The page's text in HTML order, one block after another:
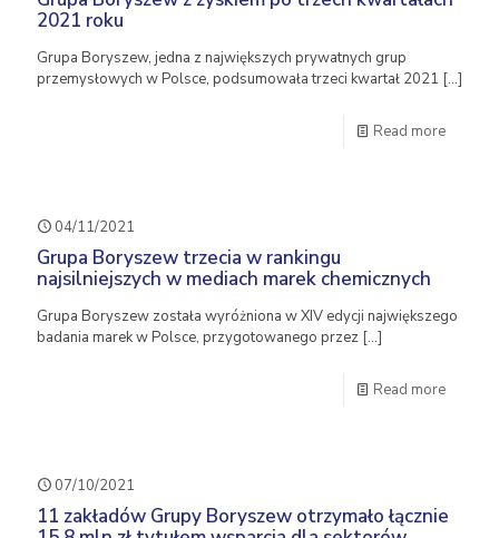
2021 roku
Grupa Boryszew, jedna z największych prywatnych grup
przemysłowych w Polsce, podsumowała trzeci kwartał 2021 […]
Read more
04/11/2021
Grupa Boryszew trzecia w rankingu
najsilniejszych w mediach marek chemicznych
Grupa Boryszew została wyróżniona w XIV edycji największego
badania marek w Polsce, przygotowanego przez […]
Read more
07/10/2021
11 zakładów Grupy Boryszew otrzymało łącznie